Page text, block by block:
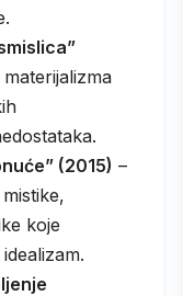
(2015) –
koje